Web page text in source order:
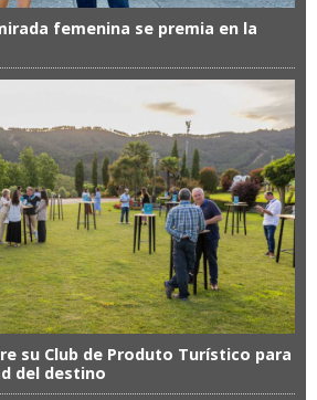
femenina se premia en la
su Club de Produto Turístico para
del destino